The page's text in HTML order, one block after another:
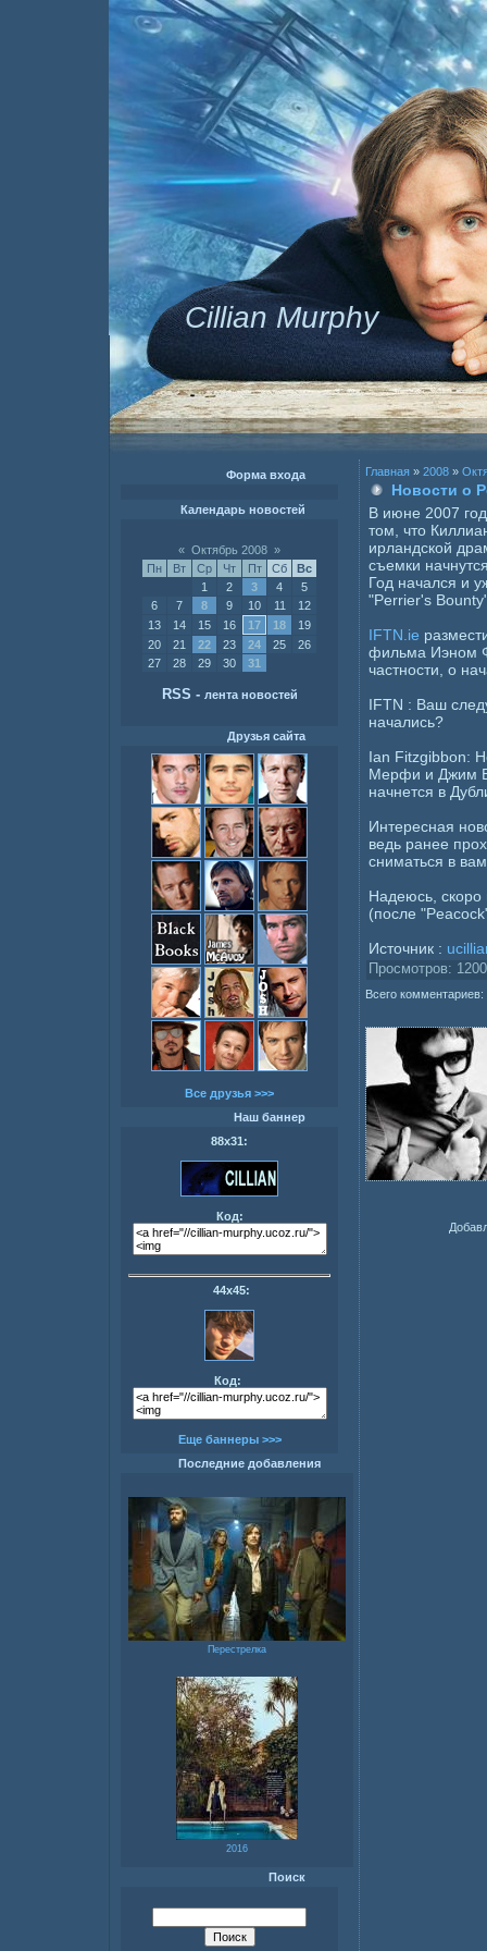
Cillian Murphy
Форма входа
Календарь новостей
« Октябрь 2008 »
Пн
Вт Ср Чт Пт Сб
Вс
1
2 3 4
5
6
7 8 9 10 11
12
13
14 15 16 17 18
19
20
21 22 23 24 25
26
27
28 29 30 31
RSS - лента новостей
Друзья сайта
Все друзья >>>
Наш баннер
88х31:
Код:
44х45:
Код:
Еще баннеры >>>
Последние добавления
Перестрелка
2016
Поиск
Главная » 2008 »
Новости о
В июне 2007
том, что
ирландской
съемки
Год начался и
"Perrier's
IFTN.ie
фильма Иэном
частности, о
IFTN : Ваш
начались?
Ian Fitzgibbon:
Мерфи и Джим
начнется в
Интересная
ведь ранее
сниматься в
Надеюсь, скоро
(после
Источник :
Просмотров:
Всего комментариев: